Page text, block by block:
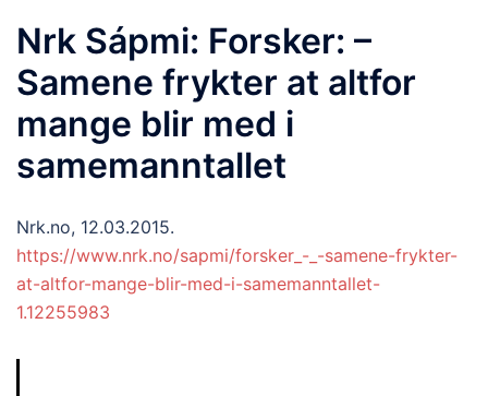
Nrk Sápmi: Forsker: –
Samene frykter at altfor
mange blir med i
samemanntallet
Nrk.no, 12.03.2015.
https://www.nrk.no/sapmi/forsker_-_-samene-frykter-
at-altfor-mange-blir-med-i-samemanntallet-
1.12255983